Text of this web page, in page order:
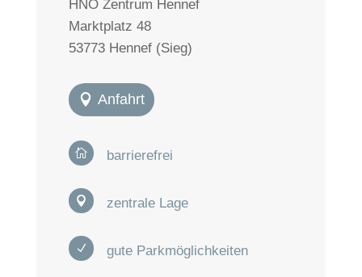
HNO Zentrum Hennef
Marktplatz 48
53773 Hennef (Sieg)
Anfahrt
 barrierefrei
 zentrale Lage
N gute Parkmöglichkeiten